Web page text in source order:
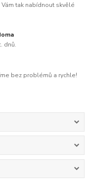
tak nabídnout skvělé
dnů.
bez problémů a rychle!